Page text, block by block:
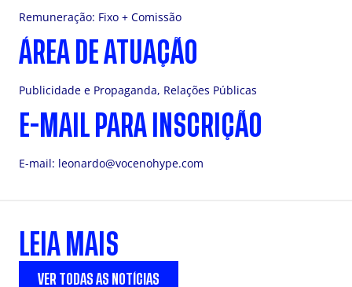
Remuneração: Fixo + Comissão
ÁREA DE ATUAÇÃO
Publicidade e Propaganda, Relações Públicas
E-MAIL PARA INSCRIÇÃO
E-mail: leonardo@vocenohype.com
LEIA MAIS
VER TODAS AS NOTÍCIAS